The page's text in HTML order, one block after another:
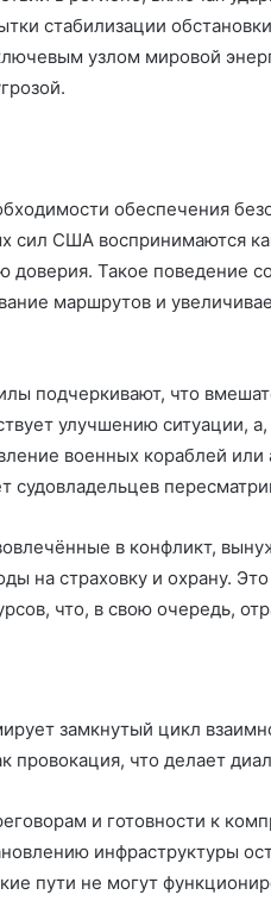
стабилизации
узлом мировой
обеспечения
сил США воспринимаются
доверия. Такое поведение
маршрутов и
подчеркивают, что
улучшению ситуации, а,
военных кораблей или
судовладельцев
в конфликт,
на страховку и охрану.
что, в свою очередь,
замкнутый цикл
провокация, что делает
и готовности к
инфраструктуры
пути не могут